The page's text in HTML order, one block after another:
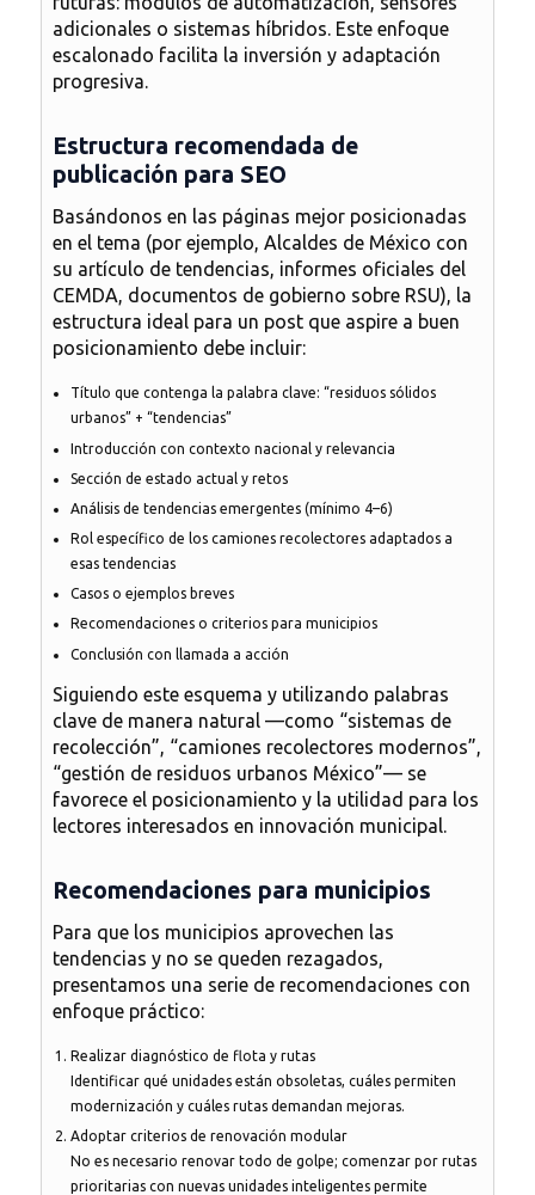
adicionales o sistemas híbridos. Este enfoque
escalonado facilita la inversión y adaptación
progresiva.
Estructura recomendada de
publicación para SEO
Basándonos en las páginas mejor posicionadas
en el tema (por ejemplo, Alcaldes de México con
su artículo de tendencias, informes oficiales del
CEMDA, documentos de gobierno sobre RSU), la
estructura ideal para un post que aspire a buen
posicionamiento debe incluir:
Título que contenga la palabra clave: “residuos sólidos
urbanos” + “tendencias”
Introducción con contexto nacional y relevancia
Sección de estado actual y retos
Análisis de tendencias emergentes (mínimo 4–6)
Rol específico de los camiones recolectores adaptados a
esas tendencias
Casos o ejemplos breves
Recomendaciones o criterios para municipios
Conclusión con llamada a acción
Siguiendo este esquema y utilizando palabras
clave de manera natural —como “sistemas de
recolección”, “camiones recolectores modernos”,
“gestión de residuos urbanos México”— se
favorece el posicionamiento y la utilidad para los
lectores interesados en innovación municipal.
Recomendaciones para municipios
Para que los municipios aprovechen las
tendencias y no se queden rezagados,
presentamos una serie de recomendaciones con
enfoque práctico:
Realizar diagnóstico de flota y rutas
Identificar qué unidades están obsoletas, cuáles permiten
modernización y cuáles rutas demandan mejoras.
Adoptar criterios de renovación modular
No es necesario renovar todo de golpe; comenzar por rutas
prioritarias con nuevas unidades inteligentes permite